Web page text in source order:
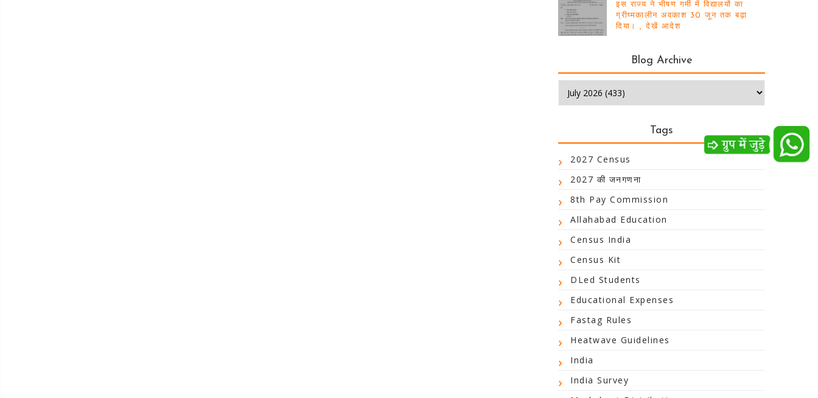
इस राज्य ने भीषण गर्मी में विद्यालयों का
ग्रीष्मकालीन अवकाश 30 जून तक बढ़ा
दिया। , देखें आदेश
Blog Archive
Tags
2027 Census
2027 की जनगणना
8th Pay Commission
Allahabad Education
Census India
Census Kit
DLed Students
Educational Expenses
Fastag Rules
Heatwave Guidelines
India
India Survey